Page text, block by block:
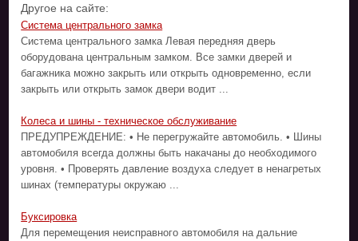
Другое на сайте:
Система центрального замка
Система центрального замка Левая передняя дверь
оборудована центральным замком. Все замки дверей и
багажника можно закрыть или открыть одновременно, если
закрыть или открыть замок двери водит ...
Колеса и шины - техническое обслуживание
ПРЕДУПРЕЖДЕНИЕ: • Не перегружайте автомобиль. • Шины
автомобиля всегда должны быть накачаны до необходимого
уровня. • Проверять давление воздуха следует в ненагретых
шинах (температуры окружаю ...
Буксировка
Для перемещения неисправного автомобиля на дальние